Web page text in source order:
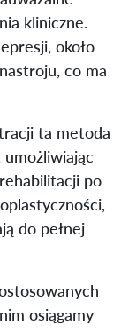
kliniczne.
około
co ma
ta metoda
umożliwiając
po
do pełnej
osiągamy